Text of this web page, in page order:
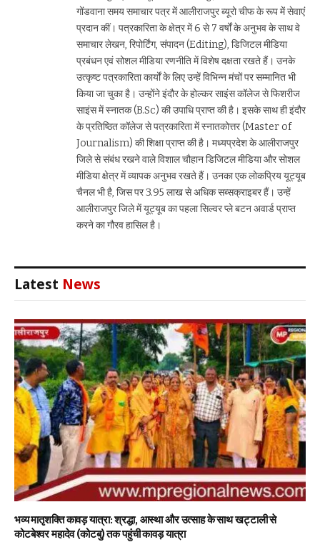
गोंडवाना समय समाचार पत्र में आलीराजपुर ब्यूरो चीफ के रूप में सेवाएं
प्रदान कीं। पत्रकारिता के क्षेत्र में 6 से 7 वर्षों के अनुभव के साथ वे
समाचार लेखन, रिपोर्टिंग, संपादन (Editing), डिजिटल मीडिया
प्रबंधन एवं सोशल मीडिया रणनीति में विशेष दक्षता रखते हैं। उनके
उत्कृष्ट पत्रकारिता कार्यों के लिए उन्हें विभिन्न मंचों पर सम्मानित भी
किया जा चुका है। उन्होंने इंदौर के होल्कर साइंस कॉलेज से फिशरीज
साइंस में स्नातक (B.Sc) की उपाधि प्राप्त की है। इसके साथ ही इंदौर
के प्रतिष्ठित कॉलेज से पत्रकारिता में स्नातकोत्तर (Master of
Journalism) की शिक्षा प्राप्त की है। मध्यप्रदेश के आलीराजपुर
जिले से संबंध रखने वाले विशाल चौहान डिजिटल मीडिया और सोशल
मीडिया क्षेत्र में व्यापक अनुभव रखते हैं। उनका एक लोकप्रिय यूट्यूब
चैनल भी है, जिस पर 3.95 लाख से अधिक सब्सक्राइबर हैं। उन्हें
आलीराजपुर जिले में यूट्यूब का पहला सिल्वर प्ले बटन अवार्ड प्राप्त
करने का गौरव हासिल है।
Latest News
भव्य मातृशक्ति कावड़ यात्रा: श्रद्धा, आस्था और उत्साह के साथ खट्टाली से
कोटबेश्वर महादेव (कोटबु) तक पहुंची कावड़ यात्रा